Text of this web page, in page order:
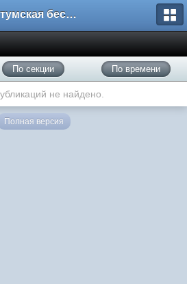
Батумская беседка
По секции По времени
не найдено.
Полная версия